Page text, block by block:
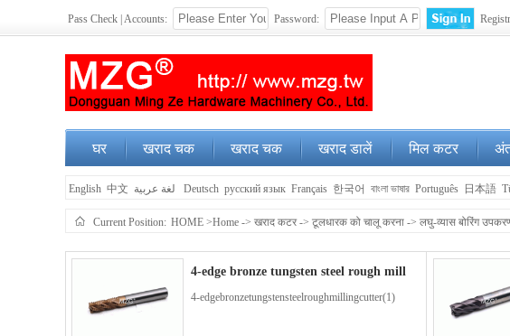
Pass Check | Accounts: Password:
घर खराद चक खराद चक खराद डालें मिल कटर
English 中文 Deutsch русский язык Français 한국어 বাংলা ভাষার Português 日本語
Current Position: HOME >Home -> खराद कटर-> टूलधारक को चालू करना -> लघु-व्यास बोरिंग
4-edge bronze tungsten steel rough mill
4-edgebronzetungstensteelroughmillingcutter(1)